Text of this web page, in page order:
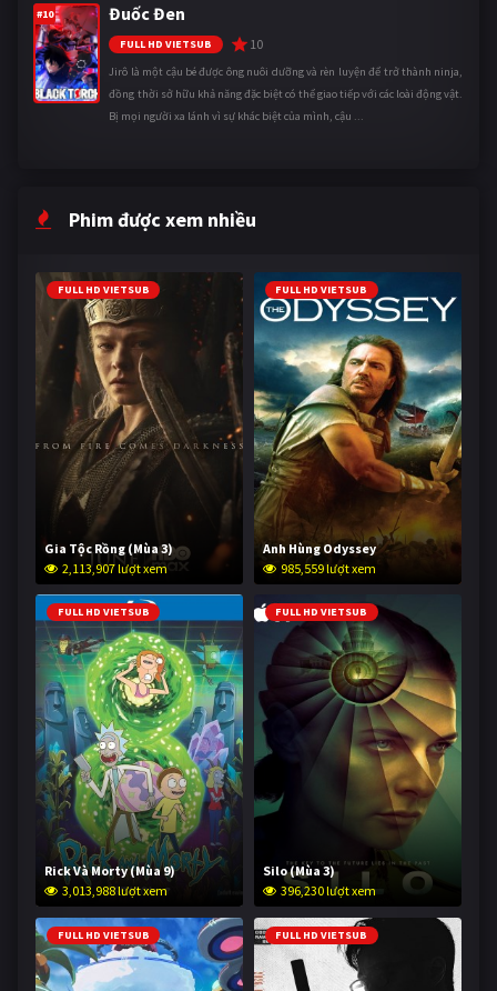
#10 Đuốc Đen
FULL HD VIETSUB 10
Jirô là một cậu bé được ông nuôi dưỡng và rèn luyện để trở thành ninja,
đồng thời sở hữu khả năng đặc biệt có thể giao tiếp với các loài động vật.
Bị mọi người xa lánh vì sự khác biệt của mình, cậu ...
Phim được xem nhiều
FULL HD VIETSUB
Gia Tộc Rồng (Mùa 3)
2,113,907 lượt xem
FULL HD VIETSUB
Anh Hùng Odyssey
985,559 lượt xem
FULL HD VIETSUB
Rick Và Morty (Mùa 9)
3,013,988 lượt xem
FULL HD VIETSUB
Silo (Mùa 3)
396,230 lượt xem
FULL HD VIETSUB FULL HD VIETSUB